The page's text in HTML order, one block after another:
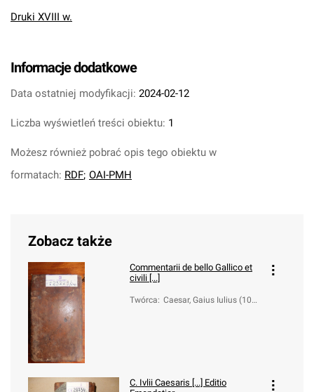
Druki XVIII w.
Informacje dodatkowe
Data ostatniej modyfikacji: 2024-02-12
Liczba wyświetleń treści obiektu: 1
Możesz również pobrać opis tego obiektu w
formatach: RDF; OAI-PMH
Zobacz także
Commentarii de bello Gallico et
civili [...]
Twórca: Caesar, Gaius Iulius (100-
C. Ivlii Caesaris [...] Editio